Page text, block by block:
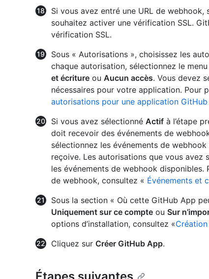
Si vous avez entré une URL de
souhaitez activer une vérification SSL.
vérification SSL.
Sous « Autorisations », choisissez les
chaque autorisation, sélectionnez le
et écriture ou Aucun accès. Vous devez
nécessaires pour votre application. Pour
autorisations pour une application GitHub
Si vous avez sélectionné Actif à l’étape
doit recevoir des événements de
sélectionnez les événements de
reçoive. Les autorisations que vous avez
les événements de webhook disponibles.
de webhook, consultez « Événements et
Sous la section « Où cette GitHub App
Uniquement sur ce compte ou Sur
options d’installation, consultez «
Cliquez sur Créer GitHub App.